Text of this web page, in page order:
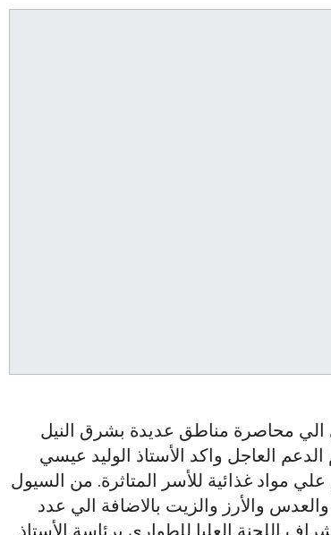
الي محاصرة مناطق عديدة بشرق النيل
العاجل واكد الأستاذ الوليد عيسي
مواد غذائية للأسر المتاثرة. من السيول
والعدس والأرز والزيت بالاضافة الي عدد